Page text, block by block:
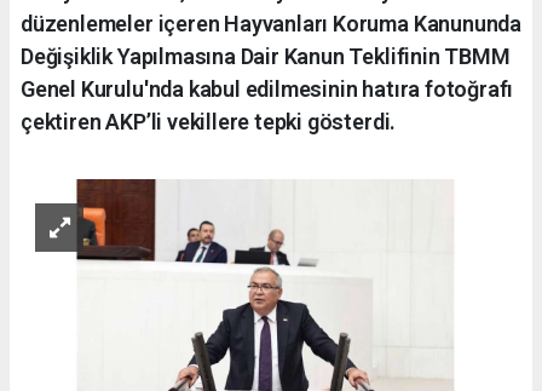
düzenlemeler içeren Hayvanları Koruma Kanununda
Değişiklik Yapılmasına Dair Kanun Teklifinin TBMM
Genel Kurulu'nda kabul edilmesinin hatıra fotoğrafı
çektiren AKP’li vekillere tepki gösterdi.